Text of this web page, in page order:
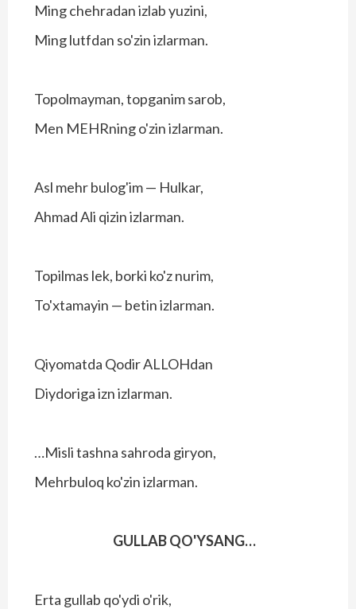
Ming chehradan izlab yuzini,
Ming lutfdan so'zin izlarman.
Topolmayman, topganim sarob,
Men MEHRning o'zin izlarman.
Asl mehr bulog'im — Hulkar,
Ahmad Ali qizin izlarman.
Topilmas lek, borki ko'z nurim,
To'xtamayin — betin izlarman.
Qiyomatda Qodir ALLOHdan
Diydoriga izn izlarman.
…Misli tashna sahroda giryon,
Mehrbuloq ko'zin izlarman.
GULLAB QO'YSANG…
Erta gullab qo'ydi o'rik,